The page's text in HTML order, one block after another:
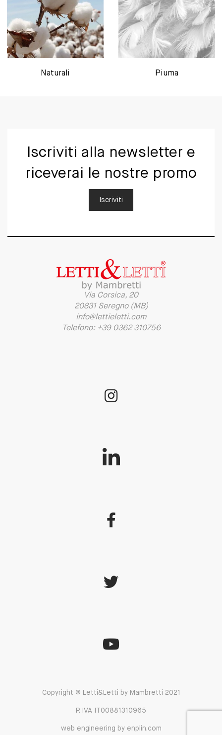
Naturali Piuma
Iscriviti alla newsletter e
riceverai le nostre promo
Iscriviti
Via Corsica, 20
20831 Seregno (MB)
info@lettieletti.com
Telefono: +39 0362 310756
Copyright © Letti&Letti by Mambretti 2021
P. IVA IT00881310965
web engineering by enplin.com